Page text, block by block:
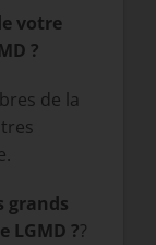
votre
?
de la
grands
LGMD ??